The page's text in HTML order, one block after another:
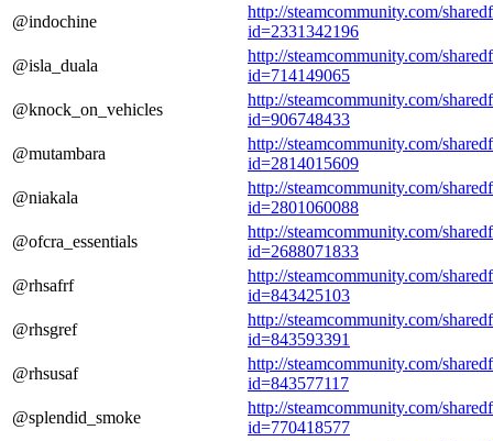
@indochine
http://steamcommunity.com/
id=2331342196
@isla_duala
http://steamcommunity.com/
id=714149065
@knock_on_vehicles
http://steamcommunity.com/
id=906748433
@mutambara
http://steamcommunity.com/
id=2814015609
@niakala
http://steamcommunity.com/
id=2801060088
@ofcra_essentials
http://steamcommunity.com/
id=2688071833
@rhsafrf
http://steamcommunity.com/
id=843425103
@rhsgref
http://steamcommunity.com/
id=843593391
@rhsusaf
http://steamcommunity.com/
id=843577117
@splendid_smoke
http://steamcommunity.com/
id=770418577